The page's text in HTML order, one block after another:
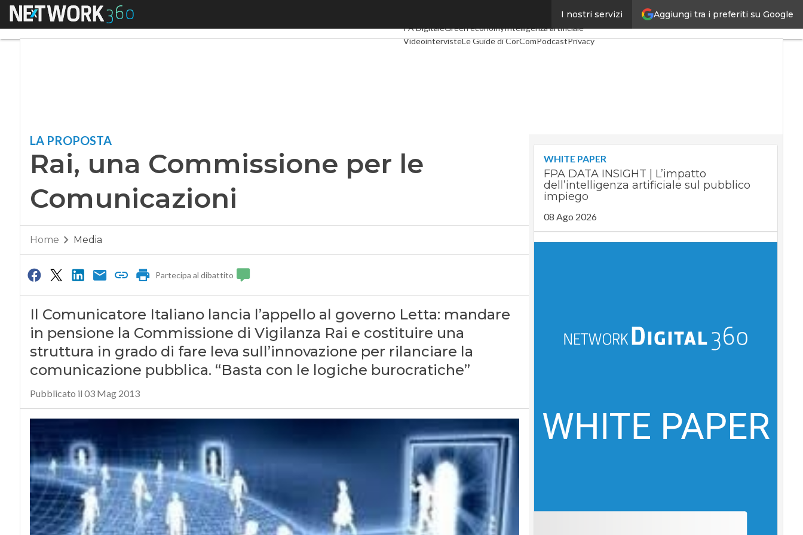
Aggiungi tra i preferiti su Google
I nostri servizi
Menu Industria 4.0SpacEconomy
PA DigitaleGreen economyIntelligenza artificiale
VideointervisteLe Guide di CorComPodcastPrivacy
LA PROPOSTA
Rai, una Commissione per le
Comunicazioni
Home Media
Partecipa al dibattito
Il Comunicatore Italiano lancia l’appello al governo Letta: mandare
in pensione la Commissione di Vigilanza Rai e costituire una
struttura in grado di fare leva sull’innovazione per rilanciare la
comunicazione pubblica. “Basta con le logiche burocratiche”
Pubblicato il 03 Mag 2013
WHITE PAPER
FPA DATA INSIGHT | L’impatto
dell’intelligenza artificiale sul pubblico
impiego
08 Ago 2026